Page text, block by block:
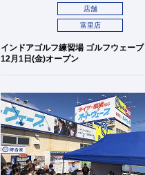
店舗
富里店
インドアゴルフ練習場 ゴルフウェーブ
12月1日(金)オープン